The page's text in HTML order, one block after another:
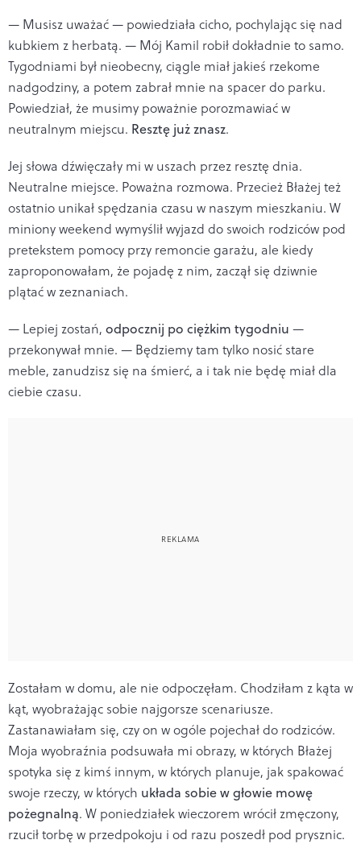
— Musisz uważać — powiedziała cicho, pochylając się nad
kubkiem z herbatą. — Mój Kamil robił dokładnie to samo.
Tygodniami był nieobecny, ciągle miał jakieś rzekome
nadgodziny, a potem zabrał mnie na spacer do parku.
Powiedział, że musimy poważnie porozmawiać w
neutralnym miejscu. Resztę już znasz.
Jej słowa dźwięczały mi w uszach przez resztę dnia.
Neutralne miejsce. Poważna rozmowa. Przecież Błażej też
ostatnio unikał spędzania czasu w naszym mieszkaniu. W
miniony weekend wymyślił wyjazd do swoich rodziców pod
pretekstem pomocy przy remoncie garażu, ale kiedy
zaproponowałam, że pojadę z nim, zaczął się dziwnie
plątać w zeznaniach.
— Lepiej zostań, odpocznij po ciężkim tygodniu —
przekonywał mnie. — Będziemy tam tylko nosić stare
meble, zanudzisz się na śmierć, a i tak nie będę miał dla
ciebie czasu.
Zostałam w domu, ale nie odpoczęłam. Chodziłam z kąta w
kąt, wyobrażając sobie najgorsze scenariusze.
Zastanawiałam się, czy on w ogóle pojechał do rodziców.
Moja wyobraźnia podsuwała mi obrazy, w których Błażej
spotyka się z kimś innym, w których planuje, jak spakować
swoje rzeczy, w których układa sobie w głowie mowę
pożegnalną. W poniedziałek wieczorem wrócił zmęczony,
rzucił torbę w przedpokoju i od razu poszedł pod prysznic.